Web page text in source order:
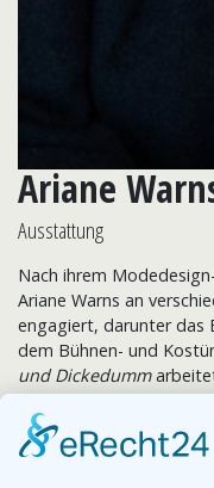
Ariane
Ausstattung
Nach ihrem
Ariane Warns an
engagiert, darunter das
dem Bühnen- und
und Dickedumm
des Westens (Vom
Schwalbe), am Theater
Renaissance-Theater